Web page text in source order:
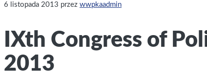
6 listopada 2013 przez wwpkaadmin
IXth Congress of
2013